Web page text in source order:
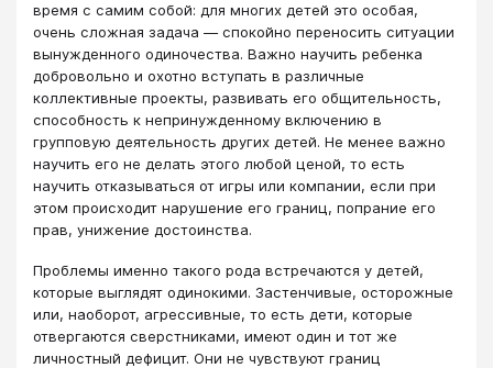
время с самим собой: для многих детей это особая,
очень сложная задача — спокойно переносить ситуации
вынужденного одиночества. Важно научить ребенка
добровольно и охотно вступать в различные
коллективные проекты, развивать его общительность,
способность к непринужденному включению в
групповую деятельность других детей. Не менее важно
научить его не делать этого любой ценой, то есть
научить отказываться от игры или компании, если при
этом происходит нарушение его границ, попрание его
прав, унижение достоинства.
Проблемы именно такого рода встречаются у детей,
которые выглядят одинокими. Застенчивые, осторожные
или, наоборот, агрессивные, то есть дети, которые
отвергаются сверстниками, имеют один и тот же
личностный дефицит. Они не чувствуют границ